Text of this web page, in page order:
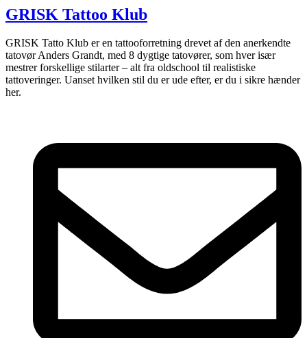
GRISK Tattoo Klub
GRISK Tatto Klub er en tattooforretning drevet af den anerkendte
tatovør Anders Grandt, med 8 dygtige tatovører, som hver især
mestrer forskellige stilarter – alt fra oldschool til realistiske
tattoveringer. Uanset hvilken stil du er ude efter, er du i sikre hænder
her.